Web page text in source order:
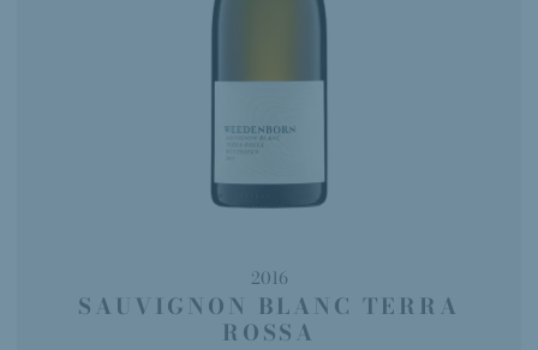
2016
SAUVIGNON BLANC TERRA
ROSSA